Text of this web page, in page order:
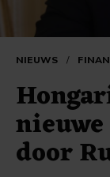
NIEUWS /
door